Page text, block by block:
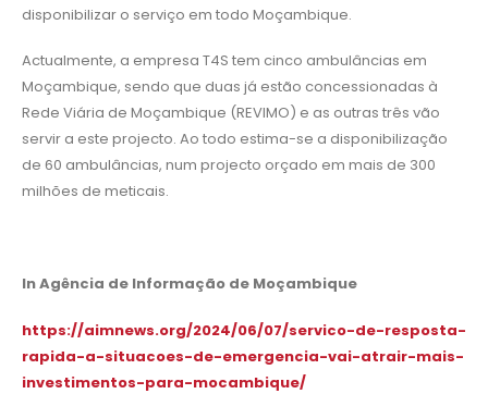
disponibilizar o serviço em todo Moçambique.
Actualmente, a empresa T4S tem cinco ambulâncias em
Moçambique, sendo que duas já estão concessionadas à
Rede Viária de Moçambique (REVIMO) e as outras três vão
servir a este projecto. Ao todo estima-se a disponibilização
de 60 ambulâncias, num projecto orçado em mais de 300
milhões de meticais.
InAgência de Informação de Moçambique
https://aimnews.org/2024/06/07/servico-de-resposta-
rapida-a-situacoes-de-emergencia-vai-atrair-mais-
investimentos-para-mocambique/